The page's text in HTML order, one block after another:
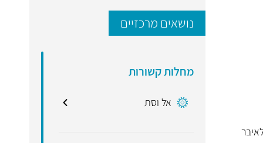
נושאים מרכזיים
מחלות קשורות
אל וסת